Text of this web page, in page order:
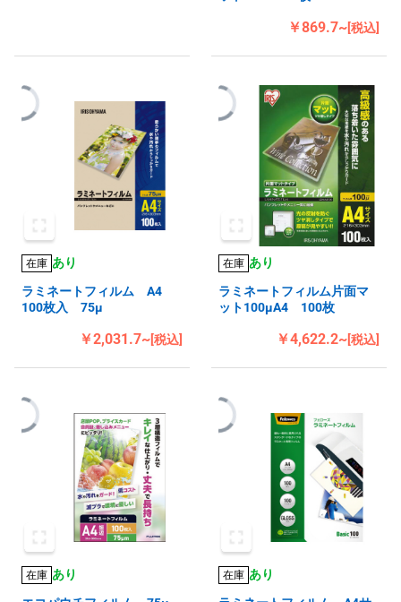
￥869.7~[税込]
在庫 あり
ラミネートフィルム A4
100枚入 75μ
￥2,031.7~[税込]
在庫 あり
ラミネートフィルム片面マ
ット100μA4 100枚
￥4,622.2~[税込]
在庫 あり
在庫 あり